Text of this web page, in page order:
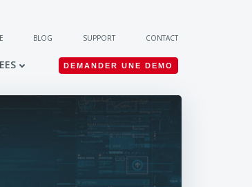
BLOG SUPPORT CONTACT
DEMANDER UNE DEMO